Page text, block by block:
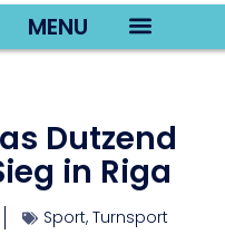
MENU
Dutzend
in Riga
Sport, Turnsport